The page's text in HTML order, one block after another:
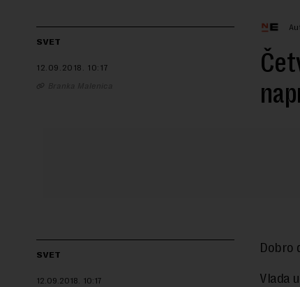
SVET
12.09.2018. 10:17
Branka Malenica
SVET
12.09.2018. 10:17
Dobro
Vlada